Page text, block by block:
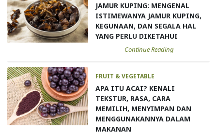
JAMUR KUPING: MENGENAL
ISTIMEWANYA JAMUR KUPING,
KEGUNAAN, DAN SEGALA HAL
YANG PERLU DIKETAHUI
Continue Reading
FRUIT & VEGETABLE
APA ITU ACAI? KENALI
TEKSTUR, RASA, CARA
MEMILIH, MENYIMPAN DAN
MENGGUNAKANNYA DALAM
MAKANAN